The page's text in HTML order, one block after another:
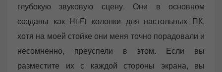
глубокую звуковую сцену. Они в основном
созданы как Hi-Fi колонки для настольных ПК,
хотя на моей стойке они меня точно порадовали и
несомненно, преуспели в этом. Если вы
разместите их с каждой стороны экрана, вы